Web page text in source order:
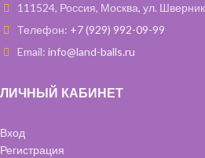
111524, Россия, Москва, ул.
Телефон: +7 (929) 992-09-99
Email: info@land-balls.ru
ЛИЧНЫЙ КАБИНЕТ
Вход
Регистрация